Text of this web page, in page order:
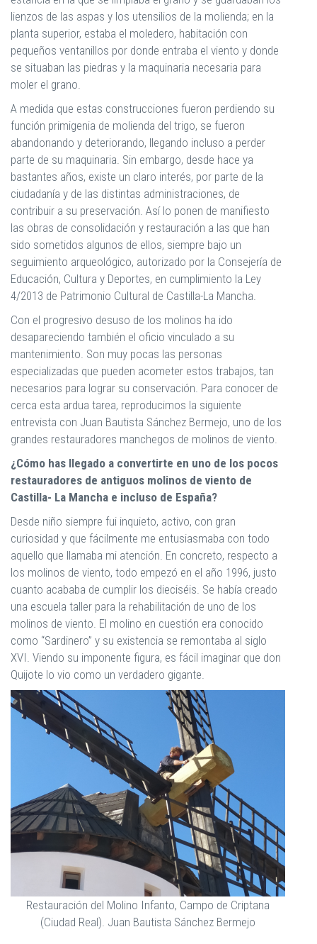
lienzos de las aspas y los utensilios de la molienda; en la
planta superior, estaba el moledero, habitación con
pequeños ventanillos por donde entraba el viento y donde
se situaban las piedras y la maquinaria necesaria para
moler el grano.
A medida que estas construcciones fueron perdiendo su
función primigenia de molienda del trigo, se fueron
abandonando y deteriorando, llegando incluso a perder
parte de su maquinaria. Sin embargo, desde hace ya
bastantes años, existe un claro interés, por parte de la
ciudadanía y de las distintas administraciones, de
contribuir a su preservación. Así lo ponen de manifiesto
las obras de consolidación y restauración a las que han
sido sometidos algunos de ellos, siempre bajo un
seguimiento arqueológico, autorizado por la Consejería de
Educación, Cultura y Deportes, en cumplimiento la Ley
4/2013 de Patrimonio Cultural de Castilla-La Mancha.
Con el progresivo desuso de los molinos ha ido
desapareciendo también el oficio vinculado a su
mantenimiento. Son muy pocas las personas
especializadas que pueden acometer estos trabajos, tan
necesarios para lograr su conservación. Para conocer de
cerca esta ardua tarea, reproducimos la siguiente
entrevista con Juan Bautista Sánchez Bermejo, uno de los
grandes restauradores manchegos de molinos de viento.
¿Cómo has llegado a convertirte en uno de los pocos
restauradores de antiguos molinos de viento de
Castilla- La Mancha e incluso de España?
Desde niño siempre fui inquieto, activo, con gran
curiosidad y que fácilmente me entusiasmaba con todo
aquello que llamaba mi atención. En concreto, respecto a
los molinos de viento, todo empezó en el año 1996, justo
cuanto acababa de cumplir los dieciséis. Se había creado
una escuela taller para la rehabilitación de uno de los
molinos de viento. El molino en cuestión era conocido
como “Sardinero” y su existencia se remontaba al siglo
XVI. Viendo su imponente figura, es fácil imaginar que don
Quijote lo vio como un verdadero gigante.
Restauración del Molino Infanto, Campo de Criptana
(Ciudad Real). Juan Bautista Sánchez Bermejo